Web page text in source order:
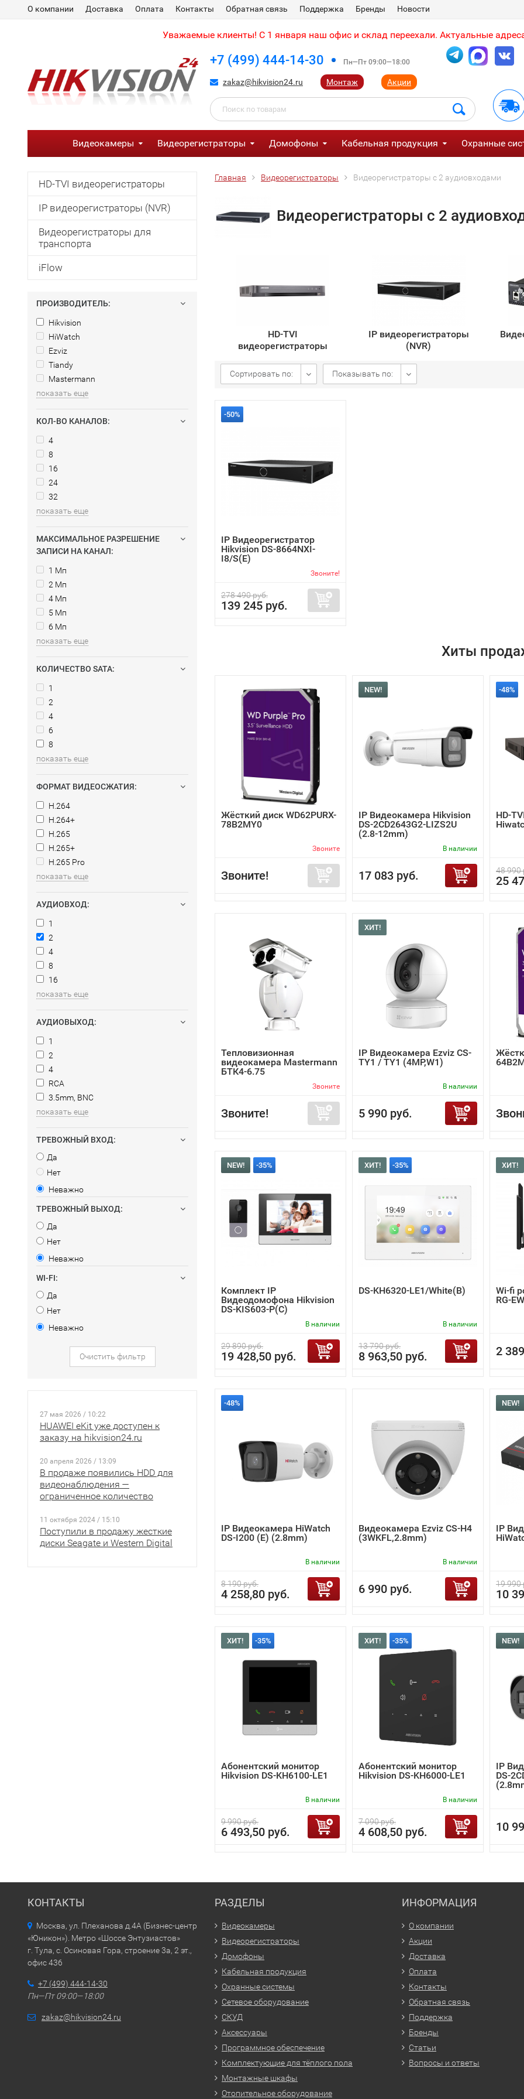
О компании Доставка Оплата Контакты Обратная связь Поддержка Бренды Новости
Уважаемые клиенты! С 1 января наш офис и склад переехали. Актуальные
+7 (499) 444-14-30 Пн—Пт 09:00—18:00
zakaz@hikvision24.ru Монтаж Акции
Видеокамеры Видеорегистраторы Домофоны Кабельная продукция Охранные
HD-TVI видеорегистраторы
IP видеорегистраторы (NVR)
Видеорегистраторы для
транспорта
iFlow
ПРОИЗВОДИТЕЛЬ:
Hikvision
HiWatch
Ezviz
Tiandy
Mastermann
показать еще
КОЛ-ВО КАНАЛОВ:
4
8
16
24
32
показать еще
МАКСИМАЛЬНОЕ РАЗРЕШЕНИЕ
ЗАПИСИ НА КАНАЛ:
1 Мп
2 Мп
4 Мп
5 Мп
6 Мп
показать еще
КОЛИЧЕСТВО SATA:
1
2
4
6
8
показать еще
ФОРМАТ ВИДЕОСЖАТИЯ:
H.264
H.264+
H.265
H.265+
H.265 Pro
показать еще
АУДИОВХОД:
1
2
4
8
16
показать еще
АУДИОВЫХОД:
1
2
4
RCA
3.5mm, BNC
показать еще
ТРЕВОЖНЫЙ ВХОД:
Да
Нет
Неважно
ТРЕВОЖНЫЙ ВЫХОД:
Да
Нет
Неважно
WI-FI:
Да
Нет
Неважно
Очистить фильтр
27 мая 2026 / 10:22
HUAWEI eKit уже доступен к
заказу на hikvision24.ru
20 апреля 2026 / 13:09
В продаже появились HDD для
видеонаблюдения —
ограниченное количество
11 октября 2024 / 15:10
Поступили в продажу жесткие
диски Seagate и Western Digital
Главная Видеорегистраторы Видеорегистраторы с 2 аудиовходами
Видеорегистраторы с 2
HD-TVI
видеорегистраторы
IP видеорегистраторы
(NVR)
Сортировать по: Показывать по:
-50%
IP Видеорегистратор
Hikvision DS-8664NXI-
I8/S(E)
Звоните!
278 490 руб.
139 245 руб.
Хиты
Жёсткий диск WD62PURX-
78B2MY0
Звоните
Звоните!
NEW!
IP Видеокамера Hikvision
DS-2CD2643G2-LIZS2U
(2.8-12mm)
В наличии
17 083 руб.
-48%
HD-
48 990
25
Тепловизионная
видеокамера Mastermann
БТК4-6.75
Звоните
Звоните!
ХИТ!
IP Видеокамера Ezviz CS-
TY1 / TY1 (4MP,W1)
В наличии
5 990 руб.
NEW! -35%
Комплект IP
Видеодомофона Hikvision
DS-KIS603-P(C)
В наличии
29 890 руб.
19 428,50 руб.
ХИТ! -35%
DS-KH6320-LE1/White(B)
В наличии
13 790 руб.
8 963,50 руб.
ХИТ!
Wi-fi
RG-
2
-48%
IP Видеокамера HiWatch
DS-I200 (E) (2.8mm)
В наличии
8 190 руб.
4 258,80 руб.
Видеокамера Ezviz CS-H4
(3WKFL,2.8mm)
В наличии
6 990 руб.
NEW!
IP
19 990
10
ХИТ! -35%
Абонентский монитор
Hikvision DS-KH6100-LE1
В наличии
9 990 руб.
6 493,50 руб.
ХИТ! -35%
Абонентский монитор
Hikvision DS-KH6000-LE1
В наличии
7 090 руб.
4 608,50 руб.
NEW!
IP
DS-
10
КОНТАКТЫ
Москва, ул. Плеханова д.4А (Бизнес-центр
«Юникон»). Метро «Шоссе Энтузиастов»
г. Тула, с. Осиновая Гора, строение 3а, 2 эт.,
офис 436
+7 (499) 444-14-30
Пн—Пт 09:00—18:00
zakaz@hikvision24.ru
РАЗДЕЛЫ
Видеокамеры
Видеорегистраторы
Домофоны
Кабельная продукция
Охранные системы
Сетевое оборудование
СКУД
Аксессуары
Программное обеспечение
Комплектующие для тёплого пола
Монтажные шкафы
Отопительное оборудование
ИНФОРМАЦИЯ
О компании
Акции
Доставка
Оплата
Контакты
Обратная связь
Поддержка
Бренды
Статьи
Вопросы и ответы